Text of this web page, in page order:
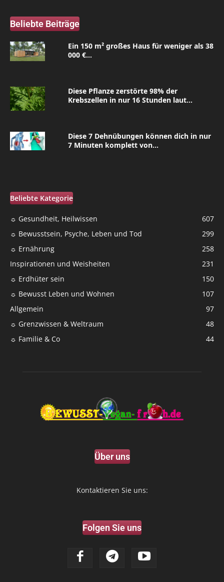
Beliebte Beiträge
Ein 150 m² großes Haus für weniger als 38
000 €...
Diese Pflanze zerstörte 98% der
Krebszellen in nur 16 Stunden laut...
Diese 7 Dehnübungen können dich in nur
7 Minuten komplett von...
Beliebte Kategorie
☼ Gesundheit, Heilwissen
607
☼ Bewusstsein, Psyche, Leben und Tod
299
☼ Ernährung
258
Inspirationen und Weisheiten
231
☼ Erdhüter sein
150
☼ Bewusst Leben und Wohnen
107
Allgemein
97
☼ Grenzwissen & Weltraum
48
☼ Familie & Co
44
Über uns
Kontaktieren Sie uns:
Folgen Sie uns